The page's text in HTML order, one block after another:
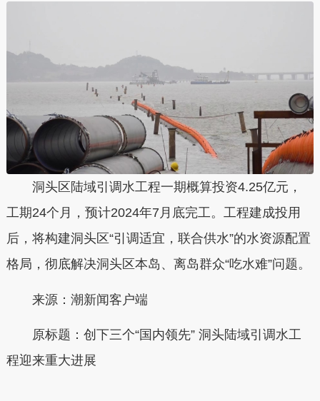
洞头区陆域引调水工程一期概算投资4.25亿元，
工期24个月，预计2024年7月底完工。工程建成投用
后，将构建洞头区“引调适宜，联合供水”的水资源配置
格局，彻底解决洞头区本岛、离岛群众“吃水难”问题。
来源：潮新闻客户端
原标题：创下三个“国内领先” 洞头陆域引调水工
程迎来重大进展